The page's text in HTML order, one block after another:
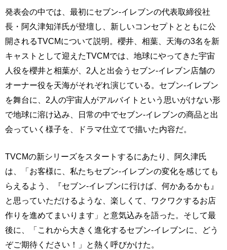
発表会の中では、最初にセブン-イレブンの代表取締役社
長・阿久津知洋氏が登壇し、新しいコンセプトとともに公
開されるTVCMについて説明。櫻井、相葉、天海の3名を新
キャストとして迎えたTVCMでは、地球にやってきた宇宙
人役を櫻井と相葉が、2人と出会うセブン-イレブン店舗の
オーナー役を天海がそれぞれ演じている。セブン-イレブン
を舞台に、2人の宇宙人がアルバイトという思いがけない形
で地球に溶け込み、日常の中でセブン-イレブンの商品と出
会っていく様子を、ドラマ仕立てで描いた内容だ。
TVCMの新シリーズをスタートするにあたり、阿久津氏
は、「お客様に、私たちセブン-イレブンの変化を感じても
らえるよう、『セブン-イレブンに行けば、何かあるかも』
と思っていただけるような、楽しくて、ワクワクするお店
作りを進めてまいります」と意気込みを語った。そして最
後に、「これから大きく進化するセブン-イレブンに、どう
ぞご期待ください！」と熱く呼びかけた。